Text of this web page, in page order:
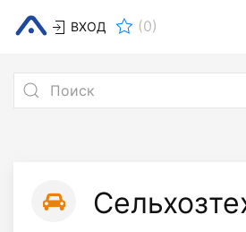
ВХОД (0)